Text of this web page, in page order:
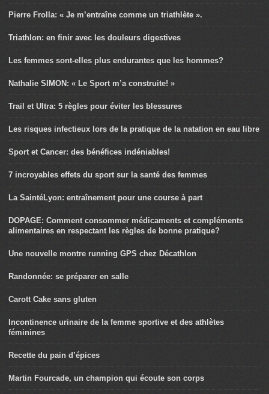
Pierre Frolla: « Je m’entraîne comme un triathlète ».
Triathlon: en finir avec les douleurs digestives
Les femmes sont-elles plus endurantes que les hommes?
Nathalie SIMON: « Le Sport m’a construite! »
Trail et Ultra: 5 règles pour éviter les blessures
Les risques infectieux lors de la pratique de la natation en eau libre
Sport et Cancer: des bénéfices indéniables!
7 incroyables effets du sport sur la santé des femmes
La SaintéLyon: entraînement pour une course à part
DOPAGE: Comment consommer médicaments et compléments
alimentaires en respectant les règles de bonne pratique?
Une nouvelle montre running GPS chez Décathlon
Randonnée: se préparer en salle
Carott Cake sans gluten
Incontinence urinaire de la femme sportive et des athlètes
féminines
Recette du pain d’épices
Martin Fourcade, un champion qui écoute son corps